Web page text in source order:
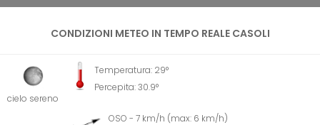
CONDIZIONI METEO IN TEMPO REALE CASOLI
cielo sereno
Temperatura: 29°
Percepita: 30.9°
OSO - 7 km/h (max: 6 km/h)